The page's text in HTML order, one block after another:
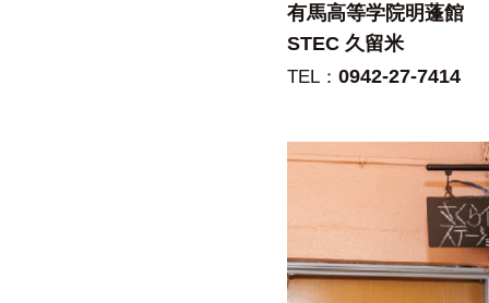
有馬高等学院明蓬館
STEC 久留米
TEL：0942-27-7414